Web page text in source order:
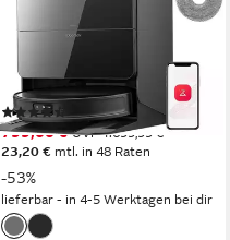
10R (Upgrade von S8 MaxV
Ultra)
Größe Staubbehälter
StarSight System 2.0
Navigation
(15)
799,00 € UVP1.699,99 €
23,20 € mtl. in 48 Raten
-53%
lieferbar - in 4-5 Werktagen bei dir